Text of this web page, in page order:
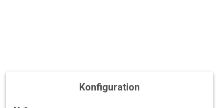
Konfiguration